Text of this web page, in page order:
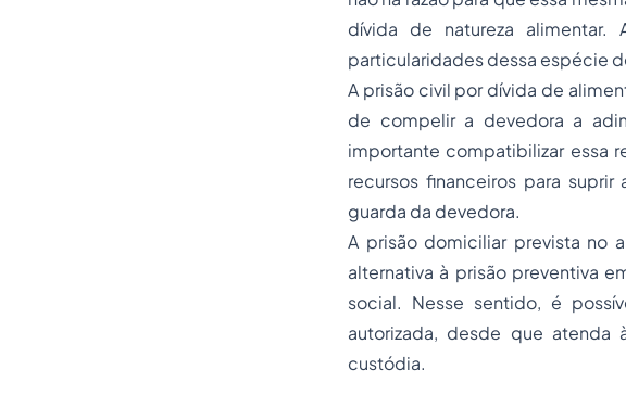
dívida de natureza
particularidades dessa espécie
A prisão civil por dívida de
de compelir a devedora a
importante compatibilizar essa
recursos financeiros para
guarda da devedora.
A prisão domiciliar prevista no
alternativa à prisão preventiva
social. Nesse sentido, é
autorizada, desde que atenda
custódia.